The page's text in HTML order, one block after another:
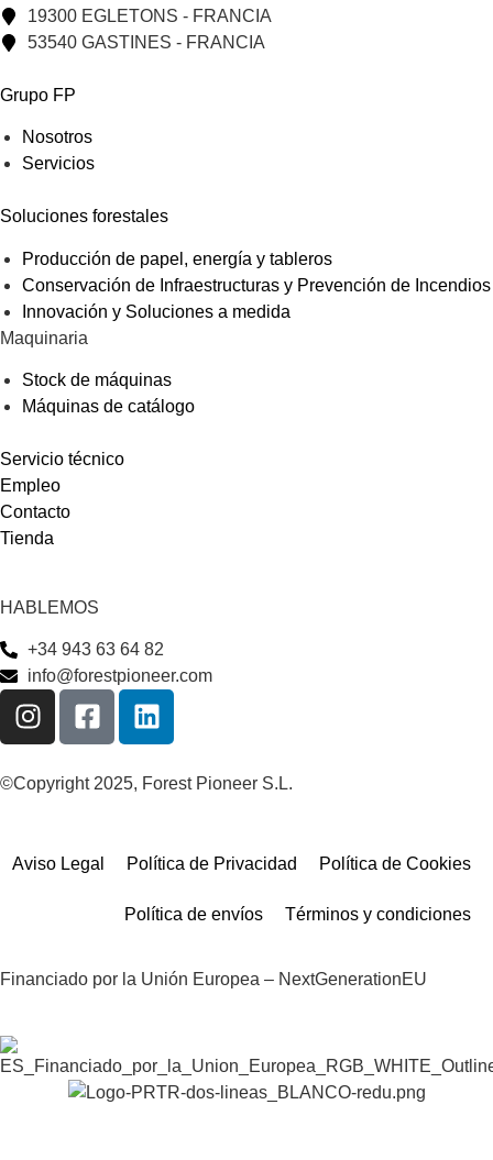
19300 EGLETONS - FRANCIA
53540 GASTINES - FRANCIA
Grupo FP
Nosotros
Servicios
Soluciones forestales
Producción de papel, energía y tableros
Conservación de Infraestructuras y Prevención de Incendios
Innovación y Soluciones a medida
Maquinaria
Stock de máquinas
Máquinas de catálogo
Servicio técnico
Empleo
Contacto
Tienda
HABLEMOS
+34 943 63 64 82
info@forestpioneer.com
©Copyright 2025, Forest Pioneer S.L.
Aviso Legal Política de Privacidad Política de Cookies
Política de envíos Términos y condiciones
Financiado por la Unión Europea – NextGenerationEU